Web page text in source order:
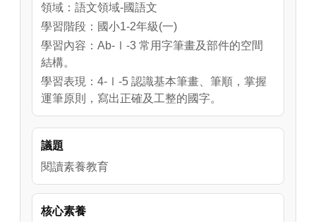
領域：語文領域-國語文
學習階段：國小1-2年級(一)
學習內容：Ab-Ⅰ-3 常用字筆畫及部件的空間
結構。
學習表現：4-Ⅰ-5 認識基本筆畫、筆順，掌握
運筆原則，寫出正確及工整的國字。
議題
閱讀素養教育
核心素養